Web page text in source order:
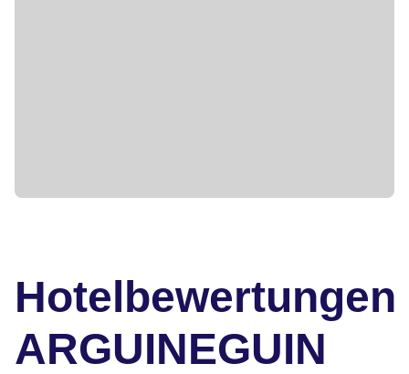
Hotelbewertungen
ARGUINEGUIN